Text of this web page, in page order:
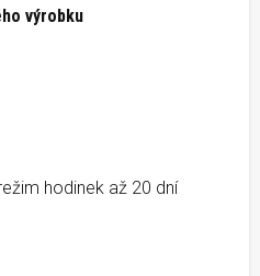
výrobku
hodinek až 20 dní